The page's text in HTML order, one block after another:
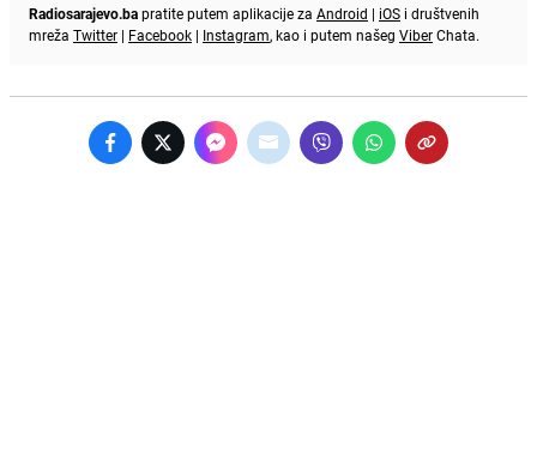
Radiosarajevo.bapratite putem aplikacije za Android | iOS i društvenih
mreža Twitter | Facebook | Instagram, kao i putem našeg ViberChata.